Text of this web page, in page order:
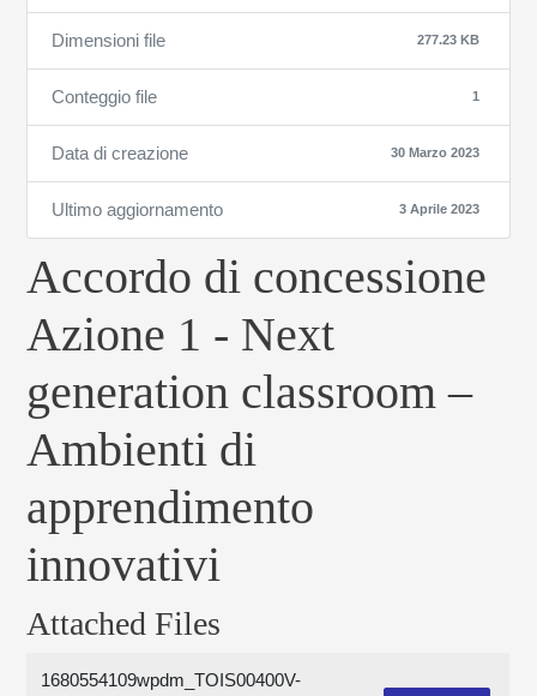
Dimensioni file 277.23 KB
Conteggio file 1
Data di creazione 30 Marzo 2023
Ultimo aggiornamento 3 Aprile 2023
Accordo di concessione
Azione 1 - Next
generation classroom –
Ambienti di
apprendimento
innovativi
Attached Files
1680554109wpdm_TOIS00400V-